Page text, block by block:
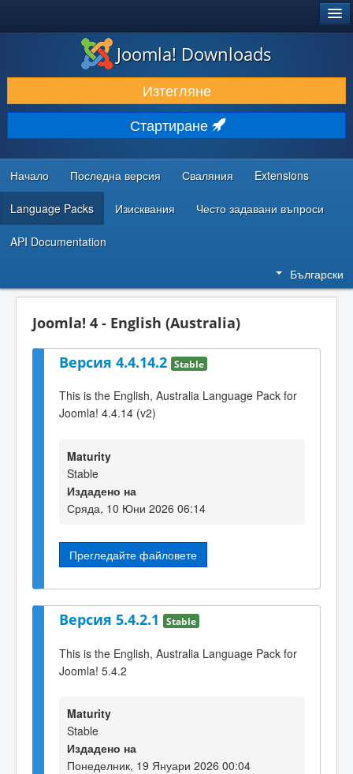
ИЗТЕГЛЯНЕ & РАЗШИРЯВАНЕ
ОТКРИВАЙТЕ & УЧЕТЕ
ОБЩНОСТ & ПОДДРЪЖКА
РЕСУРСИ ЗА РАЗРАБОТКА
Joomla! Downloads
Изтегляне
Стартиране
Начало Последна версия Сваляния Extensions
Language Packs Изисквания Често задавани въпроси
API Documentation
Български
Joomla! 4 - English (Australia)
Версия 4.4.14.2 Stable
This is the English, Australia Language Pack for
Joomla! 4.4.14 (v2)
Maturity
Stable
Издадено на
Сряда, 10 Юни 2026 06:14
Прегледайте файловете
Версия 5.4.2.1 Stable
This is the English, Australia Language Pack for
Joomla! 5.4.2
Maturity
Stable
Издадено на
Понеделник, 19 Януари 2026 00:04